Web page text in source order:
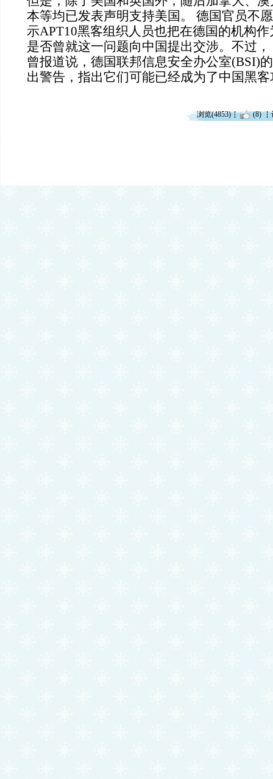
本等均已发表声明支持美国。 德国官员不
示APT10黑客组织人员也把在德国的机构
是否曾就这一问题向中国提出交涉。不过
曾报道说，德国联邦信息安全办公室(BSI)
出警告，指出它们可能已经成为了中国黑
浏览(4853) (8)